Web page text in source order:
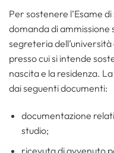
Per sostenere l’Esame
domanda di ammissione
segreteria
presso cui si intende
nascita e la residenza. La
dai seguenti documenti:
documentazione
studio;